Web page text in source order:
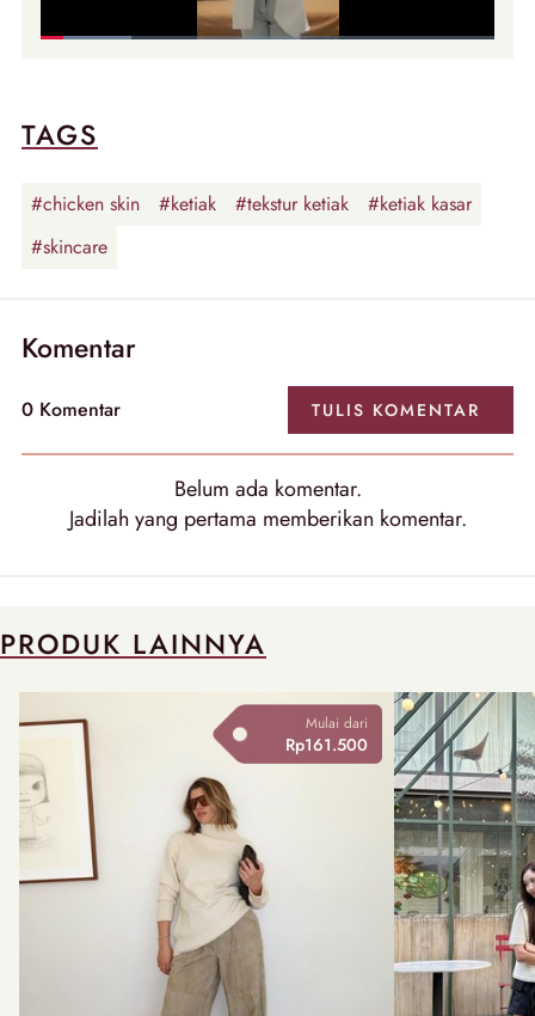
TAGS
#chicken skin #ketiak #tekstur ketiak
#ketiak kasar
#skincare
Komentar
0 Komentar TULIS KOMENTAR
Belum ada komentar.
Jadilah yang pertama memberikan komentar.
PRODUK LAINNYA
Mulai dari
Rp161.500